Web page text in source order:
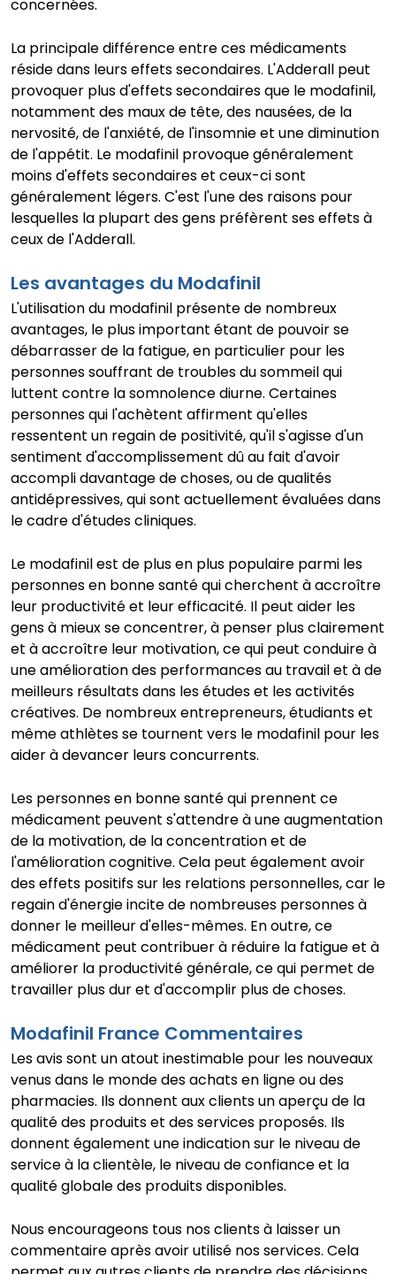
concernées.
La principale différence entre ces médicaments
réside dans leurs effets secondaires. L'Adderall peut
provoquer plus d'effets secondaires que le modafinil,
notamment des maux de tête, des nausées, de la
nervosité, de l'anxiété, de l'insomnie et une diminution
de l'appétit. Le modafinil provoque généralement
moins d'effets secondaires et ceux-ci sont
généralement légers. C'est l'une des raisons pour
lesquelles la plupart des gens préfèrent ses effets à
ceux de l'Adderall.
Les avantages du Modafinil
L'utilisation du modafinil présente de nombreux
avantages, le plus important étant de pouvoir se
débarrasser de la fatigue, en particulier pour les
personnes souffrant de troubles du sommeil qui
luttent contre la somnolence diurne. Certaines
personnes qui l'achètent affirment qu'elles
ressentent un regain de positivité, qu'il s'agisse d'un
sentiment d'accomplissement dû au fait d'avoir
accompli davantage de choses, ou de qualités
antidépressives, qui sont actuellement évaluées dans
le cadre d'études cliniques.
Le modafinil est de plus en plus populaire parmi les
personnes en bonne santé qui cherchent à accroître
leur productivité et leur efficacité. Il peut aider les
gens à mieux se concentrer, à penser plus clairement
et à accroître leur motivation, ce qui peut conduire à
une amélioration des performances au travail et à de
meilleurs résultats dans les études et les activités
créatives. De nombreux entrepreneurs, étudiants et
même athlètes se tournent vers le modafinil pour les
aider à devancer leurs concurrents.
Les personnes en bonne santé qui prennent ce
médicament peuvent s'attendre à une augmentation
de la motivation, de la concentration et de
l'amélioration cognitive. Cela peut également avoir
des effets positifs sur les relations personnelles, car le
regain d'énergie incite de nombreuses personnes à
donner le meilleur d'elles-mêmes. En outre, ce
médicament peut contribuer à réduire la fatigue et à
améliorer la productivité générale, ce qui permet de
travailler plus dur et d'accomplir plus de choses.
Modafinil France Commentaires
Les avis sont un atout inestimable pour les nouveaux
venus dans le monde des achats en ligne ou des
pharmacies. Ils donnent aux clients un aperçu de la
qualité des produits et des services proposés. Ils
donnent également une indication sur le niveau de
service à la clientèle, le niveau de confiance et la
qualité globale des produits disponibles.
Nous encourageons tous nos clients à laisser un
commentaire après avoir utilisé nos services. Cela